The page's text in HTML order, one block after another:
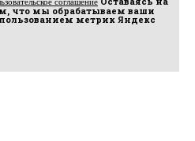
что мы обрабатываем ваши
метрик Яндекс